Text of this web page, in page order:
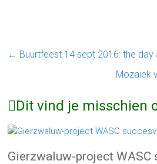
← Buurtfeest 14 sept 2016: the day
Mozaiek
Dit vind je misschien
Gierzwaluw-project WASC